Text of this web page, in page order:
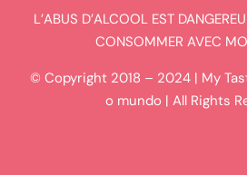
L’ABUS D’ALCOOL EST
CONSOMMER AVEC
© Copyright 2018 – 2024 | My
o mundo | All Rights